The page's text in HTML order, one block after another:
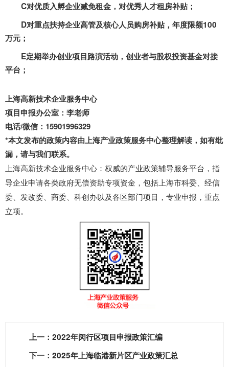
C对优质入孵企业减免租金，对优秀人才租房补贴；
D对重点扶持企业高管及核心人员购房补贴，年度限额100
万元；
E定期举办创业项目路演活动，创业者与股权投资基金对接
平台；
上海高新技术企业服务中心
项目申报办公室：李老师
电话/微信：15901996329
*本文发布的政策内容由上海产业政策服务中心整理解读，如有纰
漏，请与我们联系。
上海高新技术企业服务中心：权威的产业政策辅导服务平台，指
导企业申请各类政府无偿资助专项资金，包括上海市科委、经信
委、发改委、商委、科创办以及各区部门项目，专业申报，重点
立项。
上一： 2022年闵行区项目申报政策汇编
下一： 2025年上海临港新片区产业政策汇总